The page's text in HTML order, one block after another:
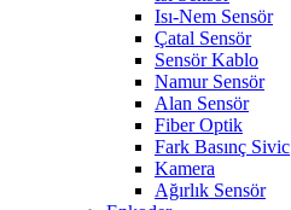
Isı-Nem Sensör
Çatal Sensör
Sensör Kablo
Namur Sensör
Alan Sensör
Fiber Optik
Fark Basınç Sivic
Kamera
Ağırlık Sensör